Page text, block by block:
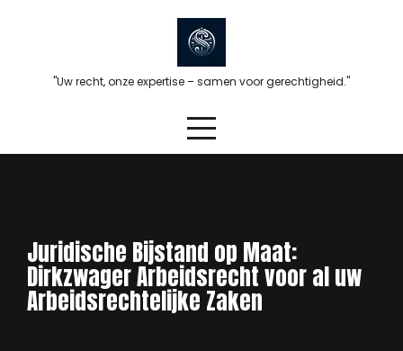
"Uw recht, onze expertise – samen voor gerechtigheid."
Juridische Bijstand op Maat:
Dirkzwager Arbeidsrecht voor al uw
Arbeidsrechtelijke Zaken